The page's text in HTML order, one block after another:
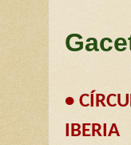
•
IBERIA